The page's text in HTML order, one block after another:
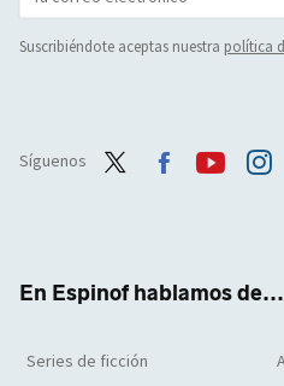
Suscribiéndote aceptas nuestra política
Síguenos
En Espinof hablamos de...
Series de ficción